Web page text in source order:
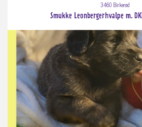
3460 Birkerød
Smukke Leonbergerhvalpe m.